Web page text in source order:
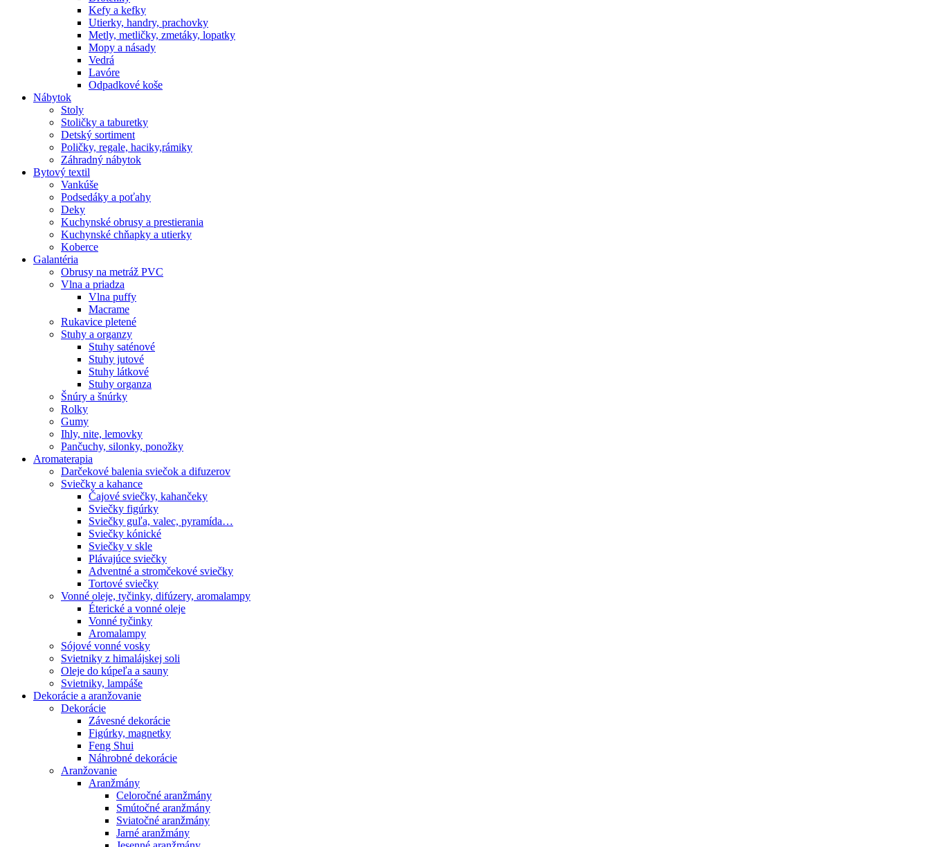
Kefy a kefky
Utierky, handry, prachovky
Metly, metličky, zmetáky, lopatky
Mopy a násady
Vedrá
Lavóre
Odpadkové koše
Nábytok
Stoly
Stoličky a taburetky
Detský sortiment
Poličky, regale, haciky,rámiky
Záhradný nábytok
Bytový textil
Vankúše
Podsedáky a poťahy
Deky
Kuchynské obrusy a prestierania
Kuchynské chňapky a utierky
Koberce
Galantéria
Obrusy na metráž PVC
Vlna a priadza
Vlna puffy
Macrame
Rukavice pletené
Stuhy a organzy
Stuhy saténové
Stuhy jutové
Stuhy látkové
Stuhy organza
Šnúry a šnúrky
Rolky
Gumy
Ihly, nite, lemovky
Pančuchy, silonky, ponožky
Aromaterapia
Darčekové balenia sviečok a difuzerov
Sviečky a kahance
Čajové sviečky, kahančeky
Sviečky figúrky
Sviečky guľa, valec, pyramída…
Sviečky kónické
Sviečky v skle
Plávajúce sviečky
Adventné a stromčekové sviečky
Tortové sviečky
Vonné oleje, tyčinky, difúzery, aromalampy
Éterické a vonné oleje
Vonné tyčinky
Aromalampy
Sójové vonné vosky
Svietniky z himalájskej soli
Oleje do kúpeľa a sauny
Svietniky, lampáše
Dekorácie a aranžovanie
Dekorácie
Závesné dekorácie
Figúrky, magnetky
Feng Shui
Náhrobné dekorácie
Aranžovanie
Aranžmány
Celoročné aranžmány
Smútočné aranžmány
Sviatočné aranžmány
Jarné aranžmány